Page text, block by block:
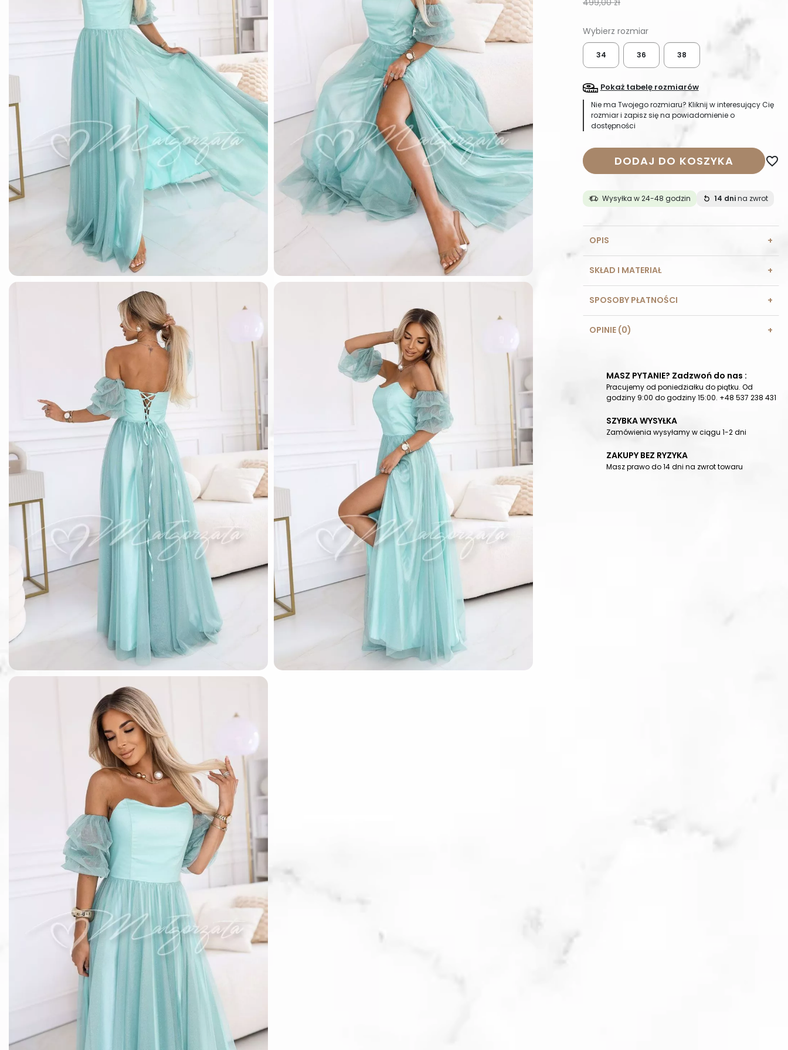
499,00 zł
34 36 38
Pokaż tabelę rozmiarów
Nie ma Twojego rozmiaru? Kliknij w interesujący Cię
rozmiar i zapisz się na powiadomienie o
dostępności
DODAJ DO KOSZYKA favorite_border
Wysyłka w 24-48 godzin 14 dnina zwrot
OPIS
SKŁAD I MATERIAŁ
SPOSOBY PŁATNOŚCI
OPINIE (0)
MASZ PYTANIE? Zadzwoń do nas :
Pracujemy od poniedziałku do piątku. Od
godziny 9:00 do godziny 15:00. +48 537 238 431
SZYBKA WYSYŁKA
Zamówienia wysyłamy w ciągu 1-2 dni
ZAKUPY BEZ RYZYKA
Masz prawo do 14 dni na zwrot towaru